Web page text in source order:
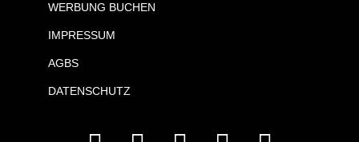
WERBUNG BUCHEN
IMPRESSUM
AGBS
DATENSCHUTZ